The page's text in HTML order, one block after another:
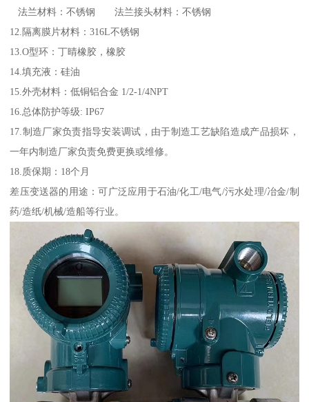
法兰材料：不锈钢 法兰接头材料：不锈钢
12.隔离膜片材料：316L不锈钢
13.O型环：丁晴橡胶，橡胶
14.填充液：硅油
15.外壳材料：低铜铝合金 1/2-1/4NPT
16.总体防护等级: IP67
17.制造厂家负责指导安装调试，由于制造工艺缺陷造成产品损坏，
一年内制造厂家负责免费更换或维修。
18.质保期：18个月
差压变送器的用途：可广泛应用于石油/化工/电气/污水处理/冶金/制
药/造纸/机械/造船等行业。